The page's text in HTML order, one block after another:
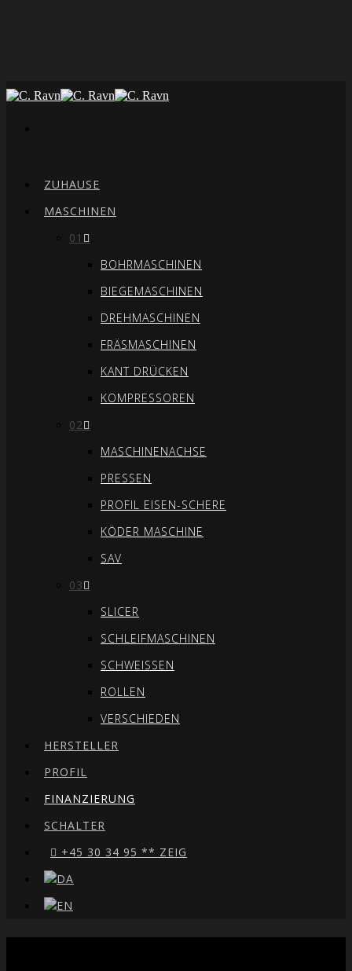
ZUHAUSE
MASCHINEN
01
BOHRMASCHINEN
BIEGEMASCHINEN
DREHMASCHINEN
FRÄSMASCHINEN
KANT DRÜCKEN
KOMPRESSOREN
02
MASCHINENACHSE
PRESSEN
PROFIL EISEN-SCHERE
KÖDER MASCHINE
SAV
03
SLICER
SCHLEIFMASCHINEN
SCHWEISSEN
ROLLEN
VERSCHIEDEN
HERSTELLER
PROFIL
FINANZIERUNG
SCHALTER
+45 30 34 95 ** ZEIG